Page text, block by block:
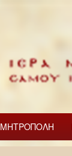
ΜΗΤΡΟΠΟΛΗ